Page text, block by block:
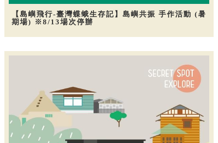
【島嶼飛行-臺灣蝶蛾生存記】島嶼共振 手作活動 (暑
期場) ※8/13場次停辦